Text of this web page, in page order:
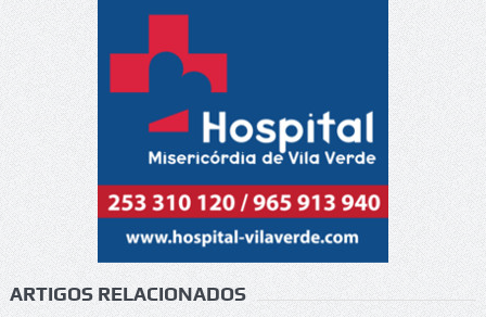
ARTIGOS RELACIONADOS